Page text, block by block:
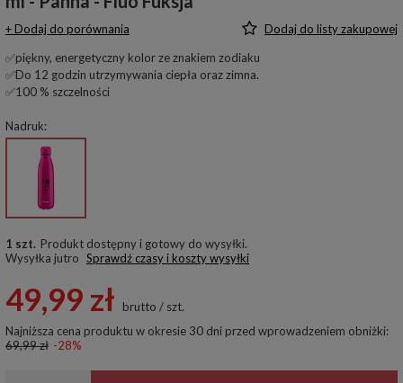
+ Dodaj do porównania
Dodaj do listy zakupowej
✅piękny, energetyczny kolor ze znakiem zodiaku
✅Do 12 godzin utrzymywania ciepła oraz zimna.
✅100 % szczelności
Nadruk
1 szt. Produkt dostępny i gotowy do wysyłki
Wysyłka jutro Sprawdź czasy i koszty wysyłki
49,99 zł brutto / szt.
Najniższa cena produktu w okresie 30 dni przed wprowadzeniem obniżki:
69,99 zł -28%